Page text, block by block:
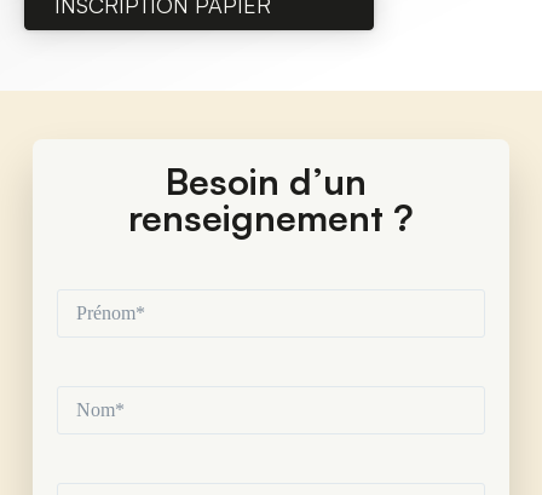
Besoin d’un
renseignement ?
(Nécessaire)
(Nécessaire)